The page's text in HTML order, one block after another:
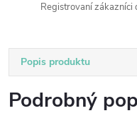
Registrovaní zákazníci
Popis produktu
Podrobný